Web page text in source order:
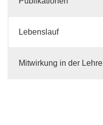
Lebenslauf
Mitwirkung in der Lehre